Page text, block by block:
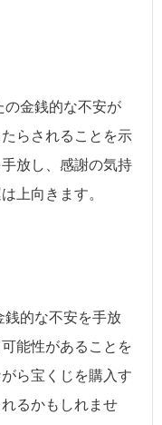
の金銭的な不安が
らされることを示
放し、感謝の気持
上向きます。
銭的な不安を手放
能性があることを
ら宝くじを購入す
るかもしれませ